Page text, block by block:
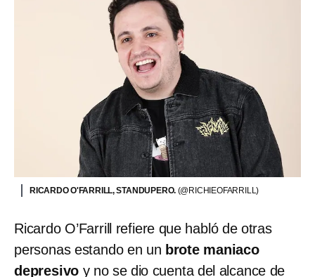
RICARDO O'FARRILL, STANDUPERO. (@RICHIEOFARRILL)
Ricardo O’Farrill refiere que habló de otras
personas estando en un brote maniaco
depresivo y no se dio cuenta del alcance de